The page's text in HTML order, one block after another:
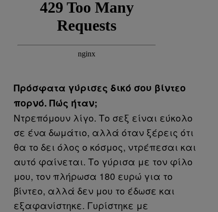
Πρόσφατα γύρισες δικό σου βίντεο
πορνό. Πώς ήταν;
Ντρεπόμουν λίγο. Το σεξ είναι εύκολο
σε ένα δωμάτιο, αλλά όταν ξέρεις ότι
θα το δει όλος ο κόσμος, ντρέπεσαι και
αυτό φαίνεται. Το γύρισα με τον φίλο
μου, τον πλήρωσα 180 ευρώ για το
βίντεο, αλλά δεν μου το έδωσε και
εξαφανίστηκε. Γυρίστηκε με